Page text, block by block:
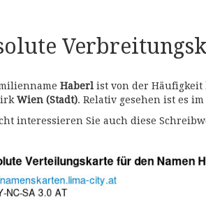
Haberl ist von der Häufigkeit
Wien (Stadt). Relativ gesehen ist es
interessieren Sie auch diese